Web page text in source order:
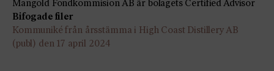
Mangold Fondkommision AB är bolagets Certified Advisor
Bifogade filer
Kommuniké från årsstämma i High Coast Distillery AB
(publ) den 17 april 2024